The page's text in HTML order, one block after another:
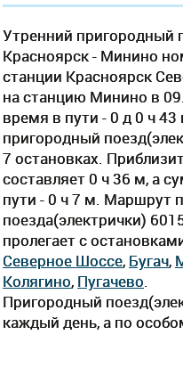
Утренний пригородный
Красноярск - Минино
станции Красноярск
на станцию Минино в
время в пути - 0 д 0 ч
пригородный
7 остановках.
составляет 0 ч 36 м, а
пути - 0 ч 7 м. Маршрут
поезда(электрички)
пролегает c
Северное Шоссе, Бугач,
Колягино, Пугачево
Пригородный
каждый день, а по